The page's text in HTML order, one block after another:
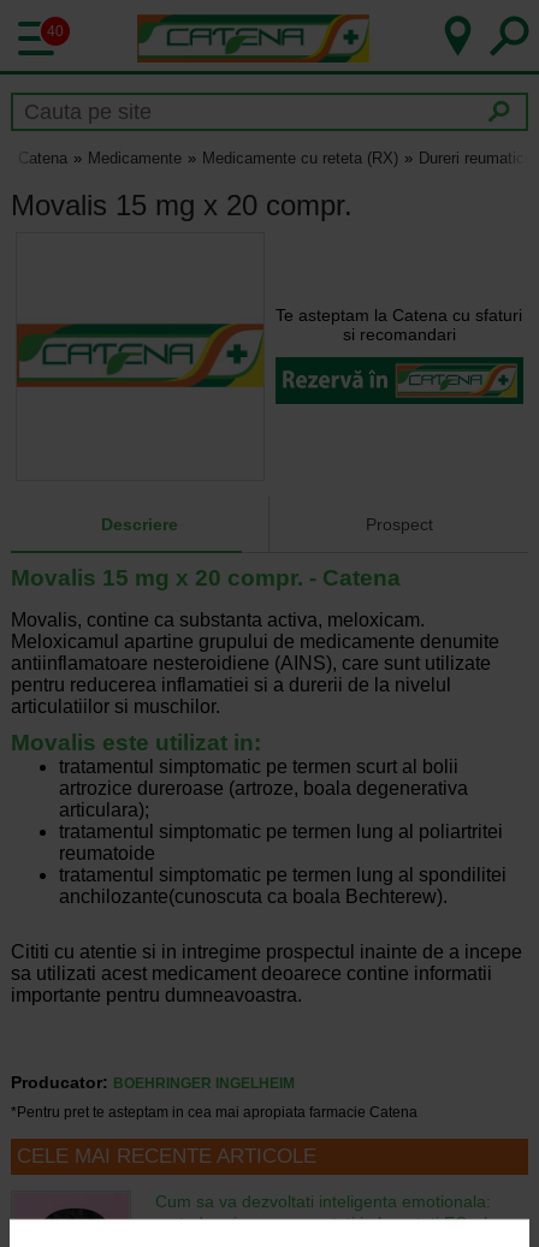
40
Catena Medicamente Medicamente cu reteta (RX) Dureri
Movalis 15 mg x 20 compr.
Te asteptam la Catena cu sfaturi
si recomandari
Descriere Prospect
Movalis 15 mg x 20 compr. - Catena
Movalis, contine ca substanta activa, meloxicam.
Meloxicamul apartine grupului de medicamente denumite
antiinflamatoare nesteroidiene (AINS), care sunt utilizate
pentru reducerea inflamatiei si a durerii de la nivelul
articulatiilor si muschilor.
Movalis este utilizat in:
tratamentul simptomatic pe termen scurt al bolii
artrozice dureroase (artroze, boala degenerativa
articulara);
tratamentul simptomatic pe termen lung al poliartritei
reumatoide
tratamentul simptomatic pe termen lung al spondilitei
anchilozante(cunoscuta ca boala Bechterew).
Cititi cu atentie si in intregime prospectul inainte de a incepe
sa utilizati acest medicament deoarece contine informatii
importante pentru dumneavoastra.
Producator:
BOEHRINGER INGELHEIM
*Pentru pret te asteptam in cea mai apropiata farmacie Catena
CELE MAI RECENTE ARTICOLE
Cum sa va dezvoltati inteligenta emotionala:
metode prin care va puteti imbunatati EQ-ul